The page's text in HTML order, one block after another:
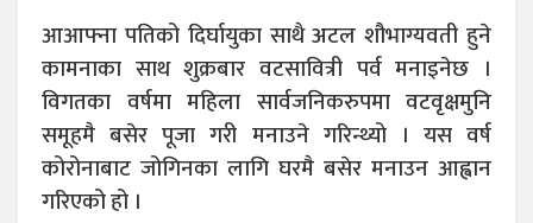
आआफ्ना पतिको दिर्घायुका साथै अटल शौभाग्यवती हुने
कामनाका साथ शुक्रबार वटसावित्री पर्व मनाइनेछ ।
विगतका वर्षमा महिला सार्वजनिकरुपमा वटवृक्षमुनि
समूहमै बसेर पूजा गरी मनाउने गरिन्थ्यो । यस वर्ष
कोरोनाबाट जोगिनका लागि घरमै बसेर मनाउन आह्वान
गरिएको हो ।